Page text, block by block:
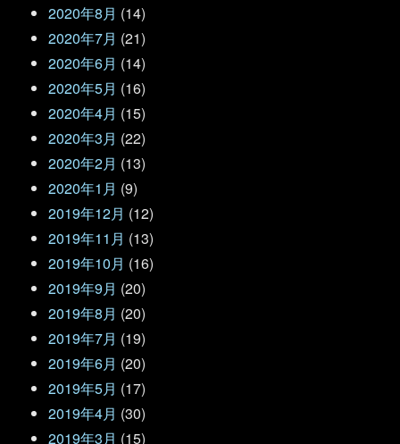
2020年8月 (14)
2020年7月 (21)
2020年6月 (14)
2020年5月 (16)
2020年4月 (15)
2020年3月 (22)
2020年2月 (13)
2020年1月 (9)
2019年12月 (12)
2019年11月 (13)
2019年10月 (16)
2019年9月 (20)
2019年8月 (20)
2019年7月 (19)
2019年6月 (20)
2019年5月 (17)
2019年4月 (30)
2019年3月 (15)